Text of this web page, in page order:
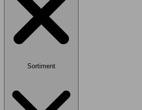
Sortiment